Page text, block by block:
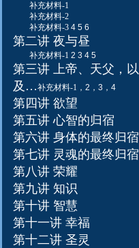
补充材料-1
补充材料-2
补充材料-3 4 5 6
第二讲 夜与昼
补充材料-1 2 3 4 5
第三讲 上帝、天父，以
及 …补充材料-1 ， 2 ， 3 ， 4
第四讲 欲望
第五讲 心智的归宿
第六讲 身体的最终归宿
第七讲 灵魂的最终归宿
第八讲 荣耀
第九讲 知识
第十讲 智慧
第十一讲 幸福
第十二讲 圣灵